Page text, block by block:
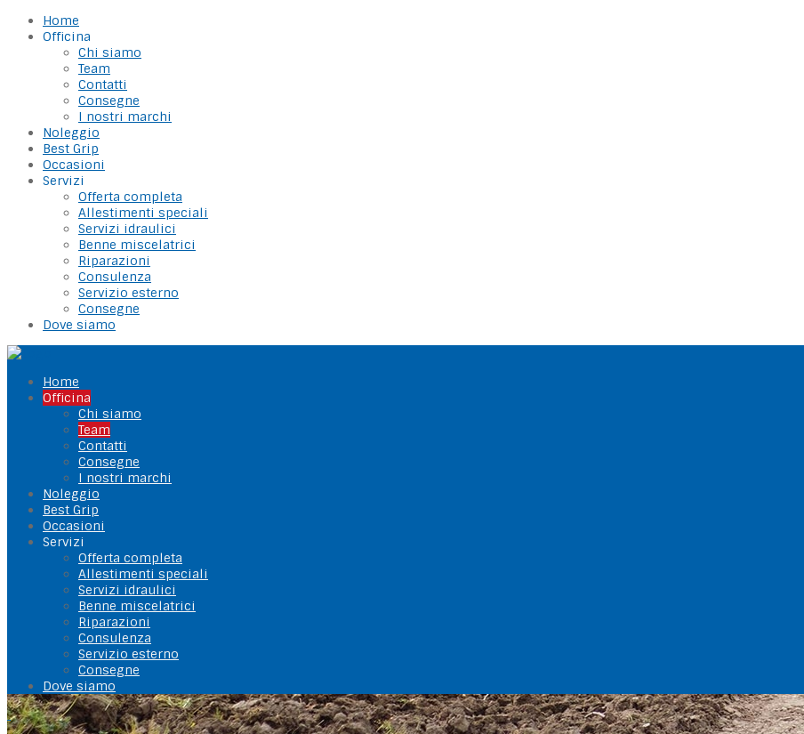
Home
Officina
Chi siamo
Team
Contatti
Consegne
I nostri marchi
Noleggio
Best Grip
Occasioni
Servizi
Offerta completa
Allestimenti speciali
Servizi idraulici
Benne miscelatrici
Riparazioni
Consulenza
Servizio esterno
Consegne
Dove siamo
Home
Officina
Chi siamo
Team
Contatti
Consegne
I nostri marchi
Noleggio
Best Grip
Occasioni
Servizi
Offerta completa
Allestimenti speciali
Servizi idraulici
Benne miscelatrici
Riparazioni
Consulenza
Servizio esterno
Consegne
Dove siamo